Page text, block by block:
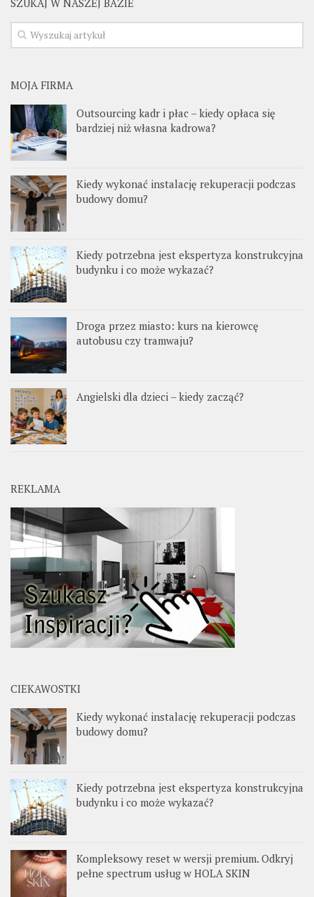
SZUKAJ W NASZEJ BAZIE
MOJA FIRMA
Outsourcing kadr i płac – kiedy opłaca się
bardziej niż własna kadrowa?
Kiedy wykonać instalację rekuperacji podczas
budowy domu?
Kiedy potrzebna jest ekspertyza konstrukcyjna
budynku i co może wykazać?
Droga przez miasto: kurs na kierowcę
autobusu czy tramwaju?
Angielski dla dzieci – kiedy zacząć?
REKLAMA
CIEKAWOSTKI
Kiedy wykonać instalację rekuperacji podczas
budowy domu?
Kiedy potrzebna jest ekspertyza konstrukcyjna
budynku i co może wykazać?
Kompleksowy reset w wersji premium. Odkryj
pełne spectrum usług w HOLA SKIN